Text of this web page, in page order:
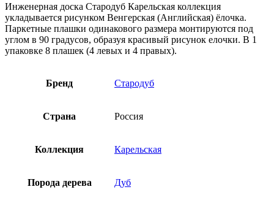
Инженерная доска Стародуб Карельская коллекция
укладывается рисунком Венгерская (Английская) ёлочка.
Паркетные плашки одинакового размера монтируются под
углом в 90 градусов, образуя красивый рисунок елочки. В 1
упаковке 8 плашек (4 левых и 4 правых).
Бренд Стародуб
Страна Россия
Коллекция Карельская
Порода дерева Дуб